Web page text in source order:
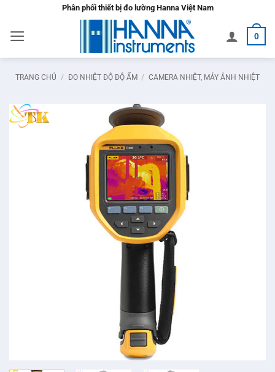
nội
dung
Phân phối thiết bị đo lường Hanna Việt Nam
0
TRANG CHỦ / ĐO NHIỆT ĐỘ ĐỘ ẨM / CAMERA NHIỆT, MÁY ẢNH NHIỆT